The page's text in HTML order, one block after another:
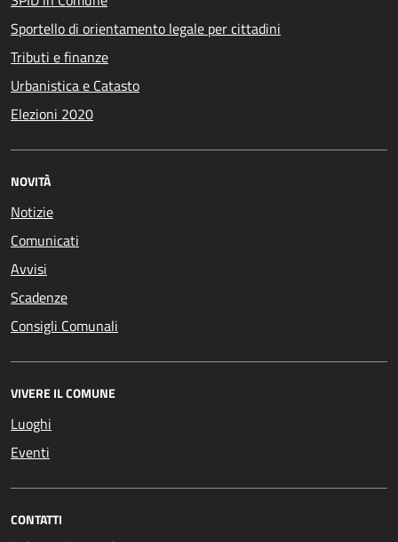
Sportello di orientamento legale per cittadini
Tributi e finanze
Urbanistica e Catasto
Elezioni 2020
NOVITÀ
Notizie
Comunicati
Avvisi
Scadenze
Consigli Comunali
VIVERE IL COMUNE
Luoghi
Eventi
CONTATTI